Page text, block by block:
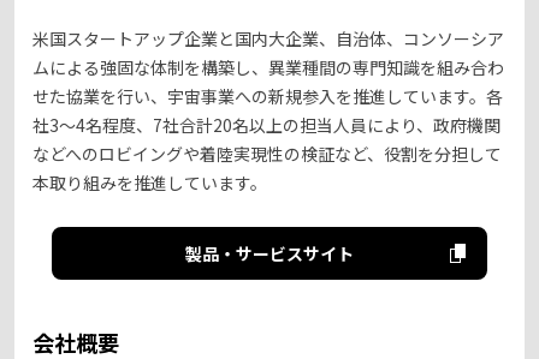
米国スタートアップ企業と国内大企業、自治体、コンソーシア
ムによる強固な体制を構築し、異業種間の専門知識を組み合わ
せた協業を行い、宇宙事業への新規参入を推進しています。各
社3～4名程度、7社合計20名以上の担当人員により、政府機関
などへのロビイングや着陸実現性の検証など、役割を分担して
本取り組みを推進しています。
製品・サービスサイト
会社概要